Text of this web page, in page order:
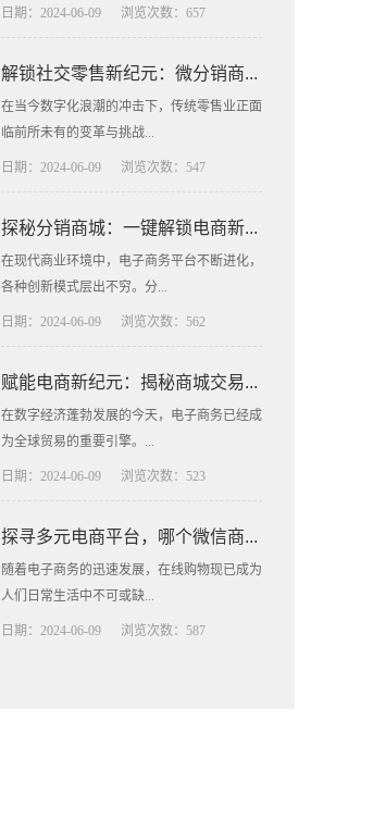
日期：2024-06-09 浏览次数：657
解锁社交零售新纪元：微分销商...
在当今数字化浪潮的冲击下，传统零售业正面
临前所未有的变革与挑战...
日期：2024-06-09 浏览次数：547
探秘分销商城：一键解锁电商新...
在现代商业环境中，电子商务平台不断进化，
各种创新模式层出不穷。分...
日期：2024-06-09 浏览次数：562
赋能电商新纪元：揭秘商城交易...
在数字经济蓬勃发展的今天，电子商务已经成
为全球贸易的重要引擎。...
日期：2024-06-09 浏览次数：523
探寻多元电商平台，哪个微信商...
随着电子商务的迅速发展，在线购物现已成为
人们日常生活中不可或缺...
日期：2024-06-09 浏览次数：587